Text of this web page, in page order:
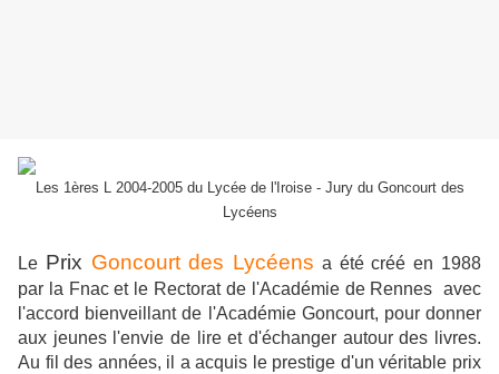
Les 1ères L 2004-2005 du Lycée de l'Iroise - Jury du Goncourt des
Lycéens
Le Prix Goncourt des Lycéens a été créé en 1988
par la Fnac et le Rectorat de l'Académie de Rennes avec
l'accord bienveillant de l'Académie Goncourt, pour donner
aux jeunes l'envie de lire et d'échanger autour des livres.
Au fil des années, il a acquis le prestige d'un véritable prix